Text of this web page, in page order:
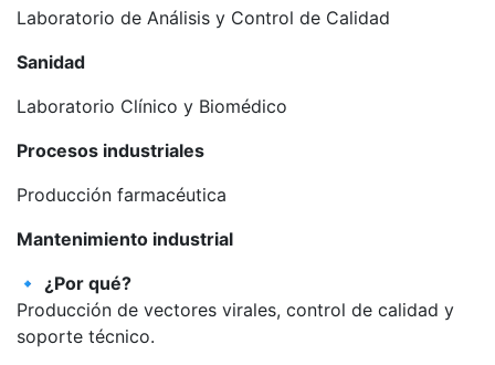
Laboratorio de Análisis y Control de Calidad
Sanidad
Laboratorio Clínico y Biomédico
Procesos industriales
Producción farmacéutica
Mantenimiento industrial
🔹 ¿Por qué?
Producción de vectores virales, control de calidad y
soporte técnico.